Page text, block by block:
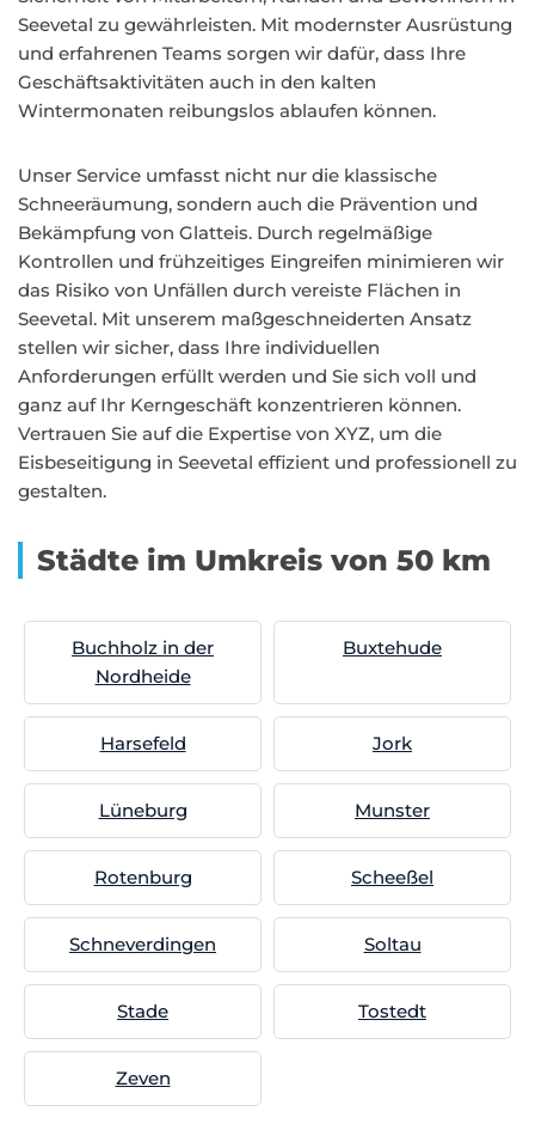
Seevetal zu gewährleisten. Mit modernster Ausrüstung
und erfahrenen Teams sorgen wir dafür, dass Ihre
Geschäftsaktivitäten auch in den kalten
Wintermonaten reibungslos ablaufen können.
Unser Service umfasst nicht nur die klassische
Schneeräumung, sondern auch die Prävention und
Bekämpfung von Glatteis. Durch regelmäßige
Kontrollen und frühzeitiges Eingreifen minimieren wir
das Risiko von Unfällen durch vereiste Flächen in
Seevetal. Mit unserem maßgeschneiderten Ansatz
stellen wir sicher, dass Ihre individuellen
Anforderungen erfüllt werden und Sie sich voll und
ganz auf Ihr Kerngeschäft konzentrieren können.
Vertrauen Sie auf die Expertise von XYZ, um die
Eisbeseitigung in Seevetal effizient und professionell zu
gestalten.
Städte im Umkreis von 50 km
Buchholz in der
Nordheide
Buxtehude
Harsefeld Jork
Lüneburg Munster
Rotenburg Scheeßel
Schneverdingen Soltau
Stade Tostedt
Zeven